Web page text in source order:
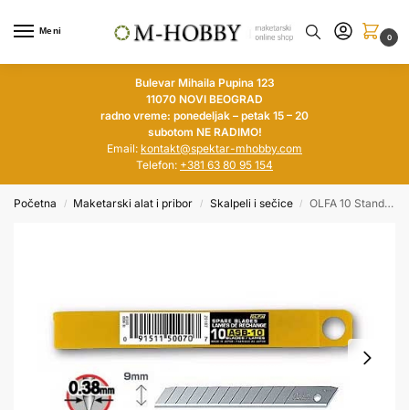
Meni
0
Bulevar Mihaila Pupina 123
11070 NOVI BEOGRAD
radno vreme: ponedeljak – petak 15 – 20
subotom NE RADIMO!
Email: kontakt@spektar-mhobby.com
Telefon: +381 63 80 95 154
Početna / Maketarski alat i pribor / Skalpeli i sečice / OLFA 10 Standard Duty Blade